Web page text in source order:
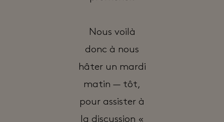
Nous voilà
donc à nous
hâter un mardi
matin — tôt,
pour assister à
la discussion «